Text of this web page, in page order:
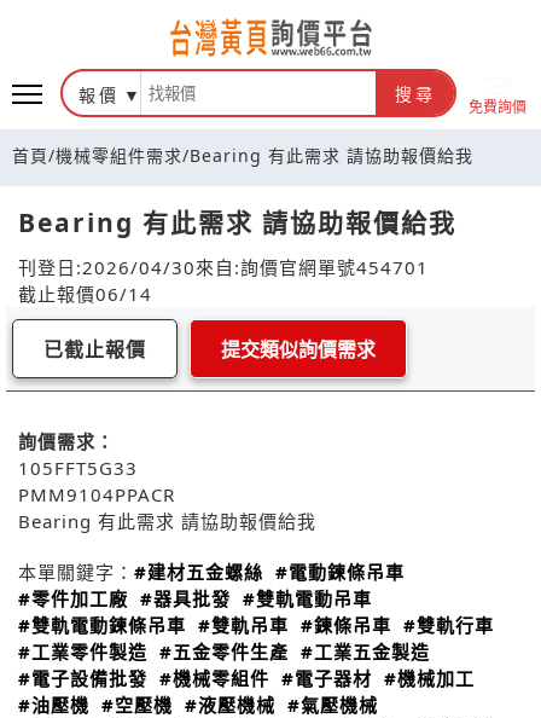
報價 搜尋
免費詢價
首頁/機械零組件需求/Bearing 有此需求 請協助報價給我
Bearing 有此需求 請協助報價給我
刊登日:2026/04/30來自:詢價官網單號454701
截止報價06/14
已截止報價 提交類似詢價需求
詢價需求：
105FFT5G33
PMM9104PPACR
Bearing 有此需求 請協助報價給我
本單關鍵字： #建材五金螺絲 #電動鍊條吊車
#零件加工廠 #器具批發 #雙軌電動吊車
#雙軌電動鍊條吊車 #雙軌吊車 #鍊條吊車 #雙軌行車
#工業零件製造 #五金零件生產 #工業五金製造
#電子設備批發 #機械零組件 #電子器材 #機械加工
#油壓機 #空壓機 #液壓機械 #氣壓機械